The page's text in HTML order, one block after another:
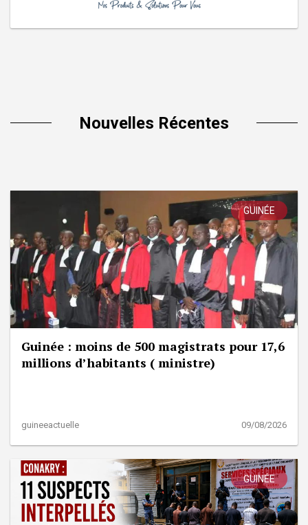
Nouvelles Récentes
GUINÉE
Guinée : moins de 500 magistrats pour 17,6
millions d’habitants ( ministre)
guineeactuelle 09/08/2026
GUINÉE